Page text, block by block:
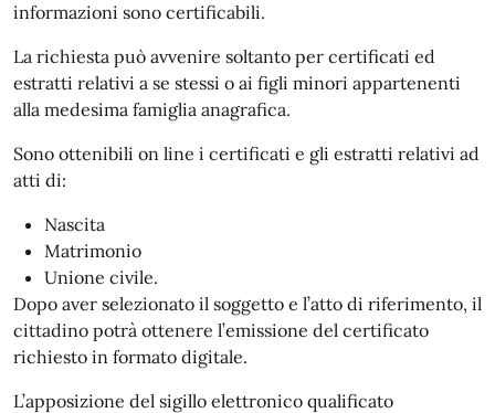
informazioni sono certificabili.
La richiesta può avvenire soltanto per certificati ed
estratti relativi a se stessi o ai figli minori appartenenti
alla medesima famiglia anagrafica.
Sono ottenibili on line i certificati e gli estratti relativi ad
atti di:
Nascita
Matrimonio
Unione civile.
Dopo aver selezionato il soggetto e l’atto di riferimento, il
cittadino potrà ottenere l’emissione del certificato
richiesto in formato digitale.
L’apposizione del sigillo elettronico qualificato